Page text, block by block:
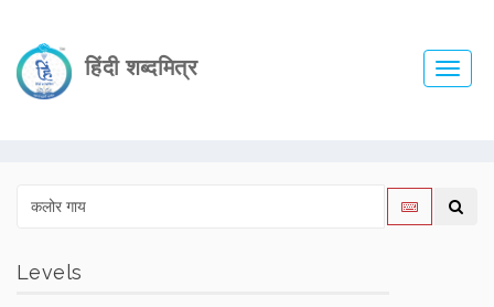
हिंदी शब्दमित्र
Levels